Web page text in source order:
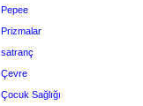
Pepee
Prizmalar
satranç
Çevre
Çocuk Sağlığı